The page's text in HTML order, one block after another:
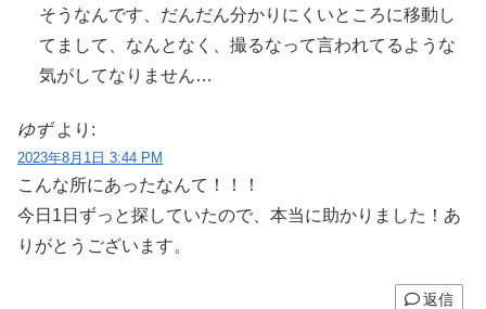
そうなんです、だんだん分かりにくいところに移動し
てまして、なんとなく、撮るなって言われてるような
気がしてなりません…
ゆず より:
2023年8月1日 3:44 PM
こんな所にあったなんて！！！
今日1日ずっと探していたので、本当に助かりました！あ
りがとうございます。
返信